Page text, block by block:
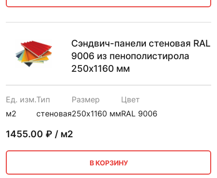
Сэндвич-панели стеновая RAL
9006 из пенополистирола
250х1160 мм
Ед. изм.
м2
Тип
стеновая
Размер
250х1160 мм
Цвет
RAL 9006
1455.00 ₽ / м2
В КОРЗИНУ